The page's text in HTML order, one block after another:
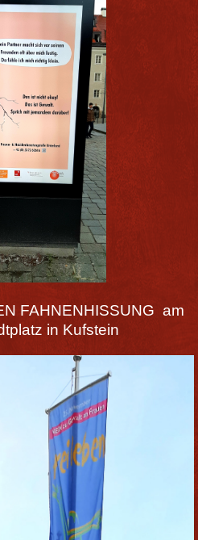
FAHNENHISSUNG am
in Kufstein